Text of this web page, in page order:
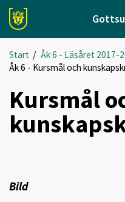
Start / Åk 6 - Läsåret 2017-
Åk 6 - Kursmål och
Kursmål
Bild